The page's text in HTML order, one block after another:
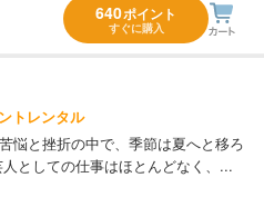
640ポイント
すぐに購入
トレンタル
悩と挫折の中で、季節は夏へと移ろ
としての仕事はほとんどなく、...